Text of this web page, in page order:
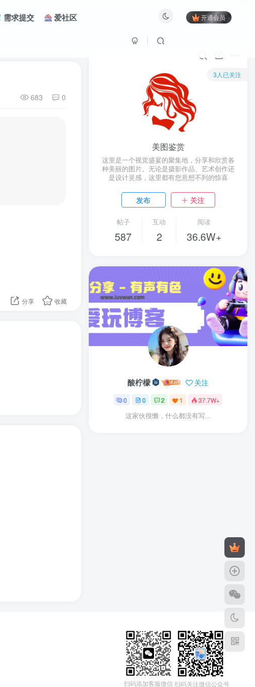
需求提交 爱社区 开通会员
683 0
分享 收藏
3人已关注
美图鉴赏
这里是一个视觉盛宴的聚集地，分享和欣赏各
种美丽的图片。无论是摄影作品、艺术创作还
是设计灵感，这里都有您意想不到的惊喜
发布 关注
帖子
587
互动
2
阅读
36.6W+
酸柠檬 关注
0 0 2 1 37.7W+
这家伙很懒，什么都没有写...
扫码添加客服微信扫码关注微信公众号